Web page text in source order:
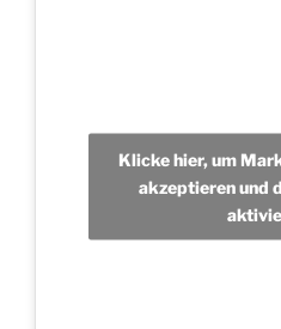
Klicke hier, um
akzeptieren und